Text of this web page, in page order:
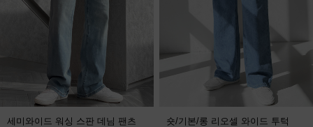
세미와이드 워싱 스판 데님 팬츠
숏/기본/롱 리오셀 와이드 투턱